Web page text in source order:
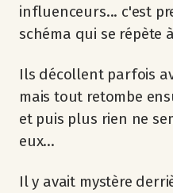
influenceurs... c'est
schéma qui se répète
Ils décollent parfois
mais tout retombe
et puis plus rien ne
eux...
Il y avait mystère